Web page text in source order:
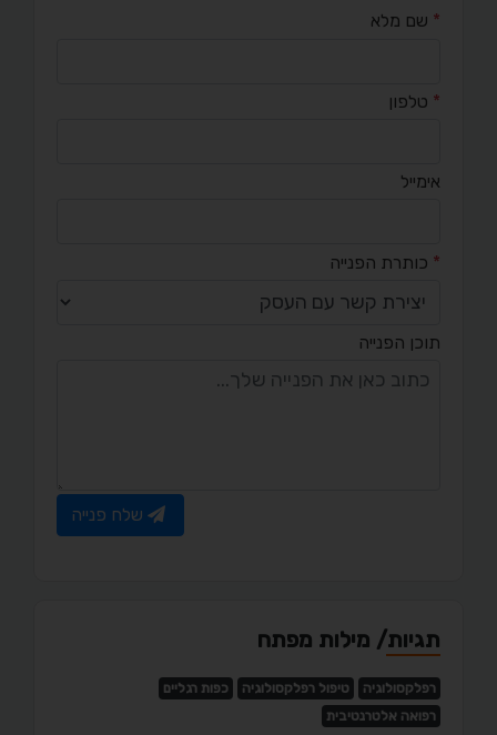
* שם מלא
* טלפון
אימייל
* כותרת הפנייה
תוכן הפנייה
שלח פנייה
תגיות/ מילות מפתח
רפלקסולוגיה טיפול רפלקסולוגיה
כפות רגליים
רפואה אלטרנטיבית